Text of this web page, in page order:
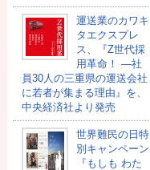
運送業のカワキ
タエクスプレ
ス、『Z世代採
用革命！ ―社
員30人の三重県の運送会社
に若者が集まる理由』を、
中央経済社より発売
世界難民の日特
別キャンペーン
『もしも わた